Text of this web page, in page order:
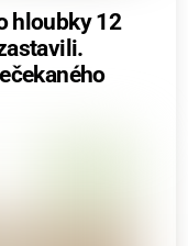
hloubky 12